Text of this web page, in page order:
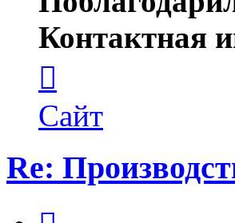
Контактная
пользователя
Maks42
Сайт
Re: